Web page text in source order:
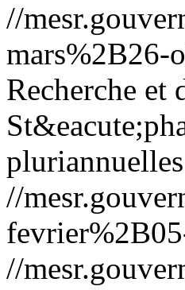
//
Recherche et
//
//